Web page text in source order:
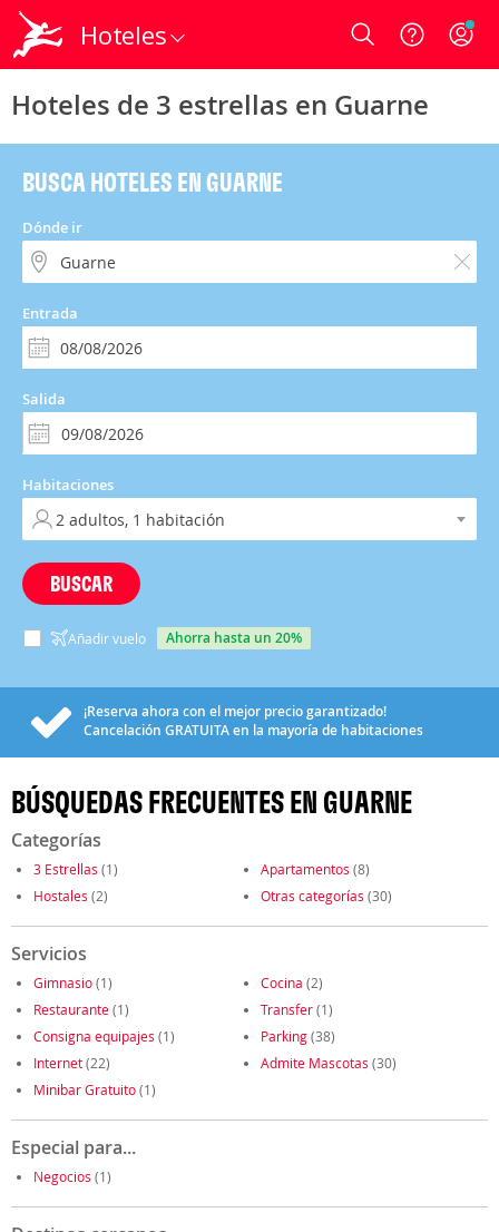
Hoteles Login
Hoteles de 3 estrellas en Guarne
BUSCA HOTELES EN GUARNE
Dónde ir
Entrada
Salida
Habitaciones
BUSCAR
Añadir vuelo ahorra hasta un 20%
¡Reserva ahora con el mejor precio garantizado!
Cancelación GRATUITAen la mayoría de habitaciones
BÚSQUEDAS FRECUENTES EN GUARNE
Categorías
3 Estrellas (1) Apartamentos (8)
Hostales (2) Otras categorías (30)
Servicios
Gimnasio(1) Cocina (2)
Restaurante(1) Transfer(1)
Consigna equipajes (1) Parking(38)
Internet(22) Admite Mascotas (30)
Minibar Gratuito(1)
Especial para...
Negocios (1)